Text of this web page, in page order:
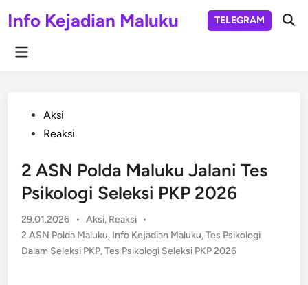
toInfo Kejadian Maluku TELEGRAM
Main
PostedAksi
Reaksi
2 ASN Polda Maluku Jalani Tes
Psikologi Seleksi PKP 2026
29.01.2026 • Posted
in
Aksi, Reaksi •
2 ASN Polda Maluku, Info Kejadian Maluku,Tes Psikologi
Dalam Seleksi PKP,Tes Psikologi Seleksi PKP 2026